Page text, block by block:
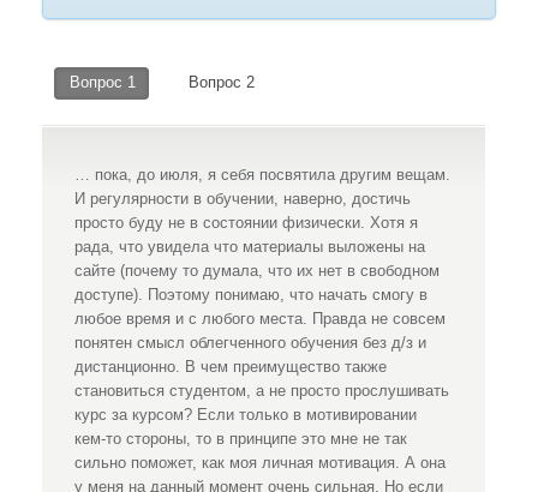
Вопрос 1 Вопрос 2
… пока, до июля, я себя посвятила другим вещам.
И регулярности в обучении, наверно, достичь
просто буду не в состоянии физически. Хотя я
рада, что увидела что материалы выложены на
сайте (почему то думала, что их нет в свободном
доступе). Поэтому понимаю, что начать смогу в
любое время и с любого места. Правда не совсем
понятен смысл облегченного обучения без д/з и
дистанционно. В чем преимущество также
становиться студентом, а не просто прослушивать
курс за курсом? Если только в мотивировании
кем-то стороны, то в принципе это мне не так
сильно поможет, как моя личная мотивация. А она
у меня на данный момент очень сильная. Но если